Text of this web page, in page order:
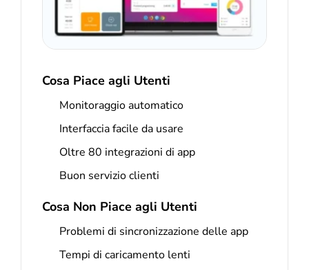
Cosa Piace agli Utenti
Monitoraggio automatico
Interfaccia facile da usare
Oltre 80 integrazioni di app
Buon servizio clienti
Cosa Non Piace agli Utenti
Problemi di sincronizzazione delle app
Tempi di caricamento lenti